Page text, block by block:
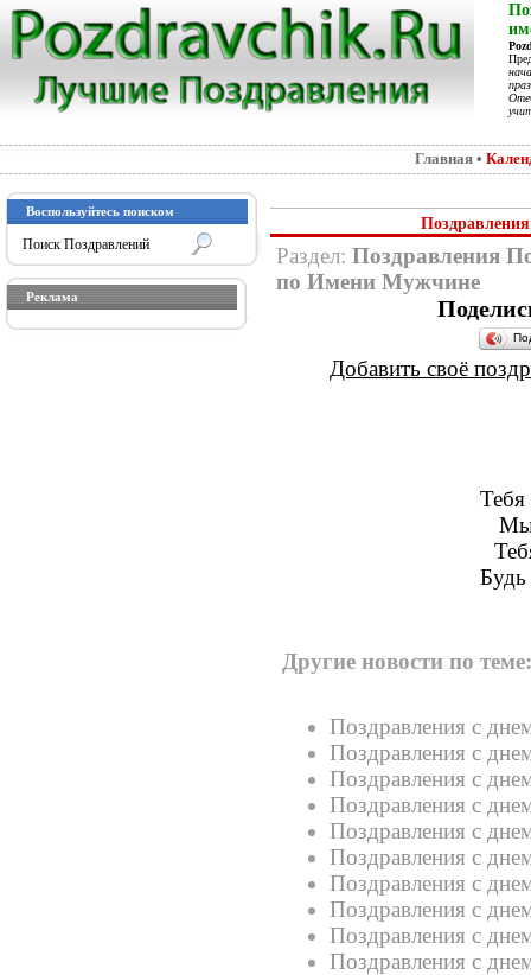
Главная •
Воспользуйтесь поиском
Реклама
Раздел: Поздравления
по Имени Мужчине
Добавить своё
Тебя
Мы
Будь
Другие новости по теме:
Поздравления с
Поздравления с
Поздравления с
Поздравления с
Поздравления с
Поздравления с
Поздравления с
Поздравления с
Поздравления с
Поздравления с